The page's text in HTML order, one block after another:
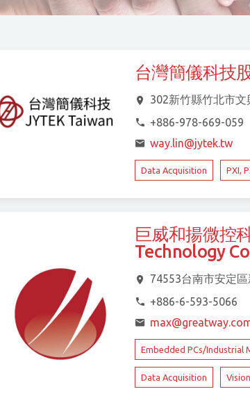
台灣簡儀科技
302新竹縣竹北市
+886-978-669-059
way.lin@jytek.tw
Data Acquisition PXI,
巨威和揚微控
Technology
74553台南市安定
+886-6-593-5066
Embedded PCs/Industrial
Data Acquisition Vision